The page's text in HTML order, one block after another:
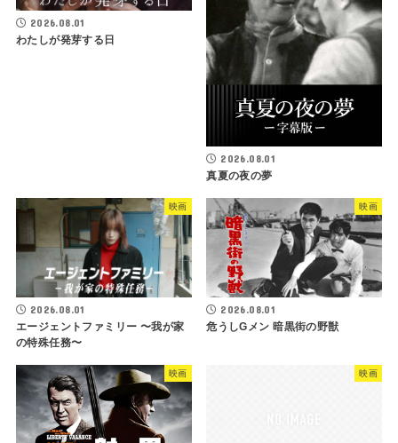
2026.08.01
わたしが発芽する日
2026.08.01
真夏の夜の夢
映画
2026.08.01
エージェントファミリー 〜我が家
の特殊任務〜
映画
2026.08.01
危うしGメン 暗黒街の野獣
映画 映画